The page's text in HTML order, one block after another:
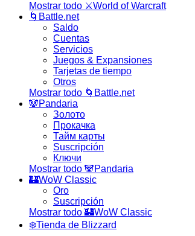
Mostrar todo ⚔️World of Warcraft
🌀Battle.net
Saldo
Cuentas
Servicios
Juegos & Expansiones
Tarjetas de tiempo
Otros
Mostrar todo 🌀Battle.net
🐼Pandaria
Золото
Прокачка
Тайм карты
Suscripción
Ключи
Mostrar todo 🐼Pandaria
🏰WoW Classic
Oro
Suscripción
Mostrar todo 🏰WoW Classic
❄️Tienda de Blizzard